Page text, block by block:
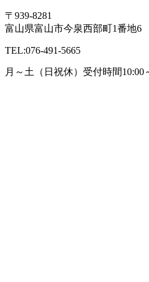
〒939-8281
富山県富山市今泉西部町1番地6
TEL:076-491-5665
月～土（日祝休）受付時間10:00